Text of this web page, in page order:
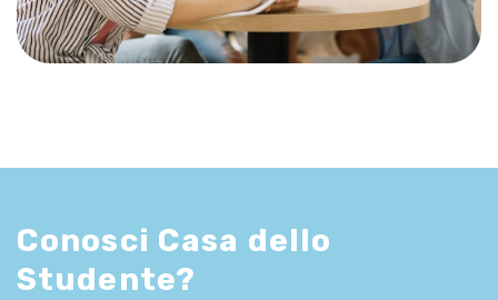
Conosci Casa dello
Studente?